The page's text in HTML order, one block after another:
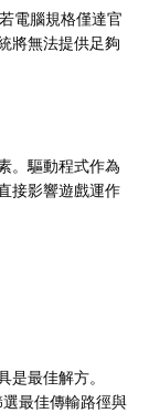
電腦規格僅達官
將無法提供足夠
。驅動程式作為
接影響遊戲運作
最佳解方。
最佳傳輸路徑與